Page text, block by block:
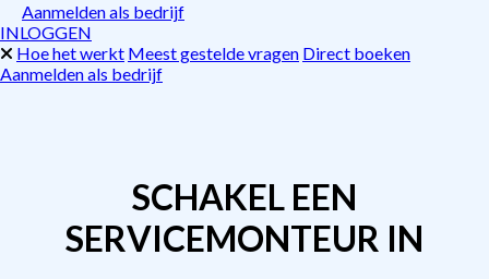
Aanmelden als bedrijf
INLOGGEN
Hoe het werkt Meest gestelde vragen Direct boeken
Aanmelden als bedrijf
SCHAKEL EEN
SERVICEMONTEUR IN